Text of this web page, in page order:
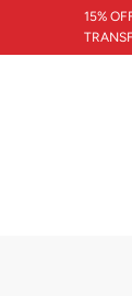
15%